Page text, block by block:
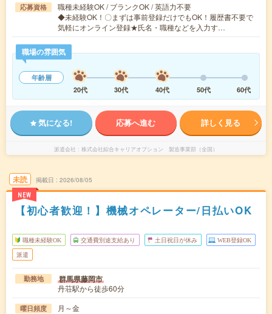
応募資格
職種未経験OK / ブランクOK / 英語力不要
◆未経験OK！〇まずは事前登録だけでもOK！履歴書不要で
気軽にオンライン登録★氏名・職種などを入力す…
職場の雰囲気
年齢層
20代
30代 40代 50代 60代
気になる! 応募へ進む 詳しく見る
派遣会社 株式会社綜合キャリアオプション 製造事業部（全国）
未読
NEW
掲載日 2026/08/05
【初心者歓迎！】機械オペレーター/日払いOK
職種未経験OK 交通費別途支給あり 土日祝日が休み WEB登録OK
派遣
勤務地 群馬県藤岡市
丹荘駅から徒歩60分
曜日頻度 月～金